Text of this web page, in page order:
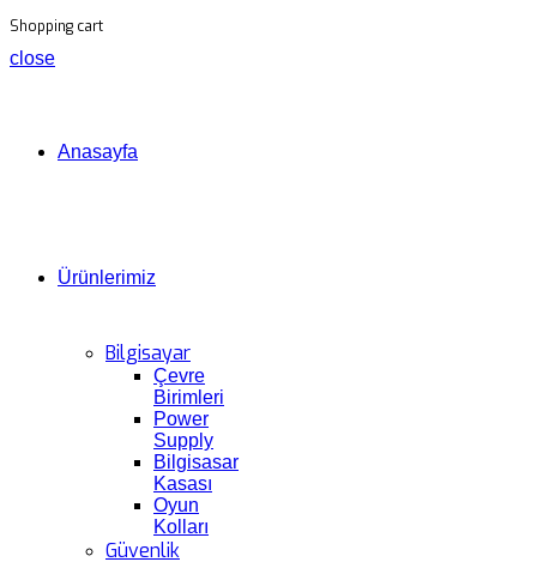
Shopping cart
close
Anasayfa
Ürünlerimiz
Bilgisayar
Çevre
Birimleri
Power
Supply
Bilgisasar
Kasası
Oyun
Kolları
Güvenlik